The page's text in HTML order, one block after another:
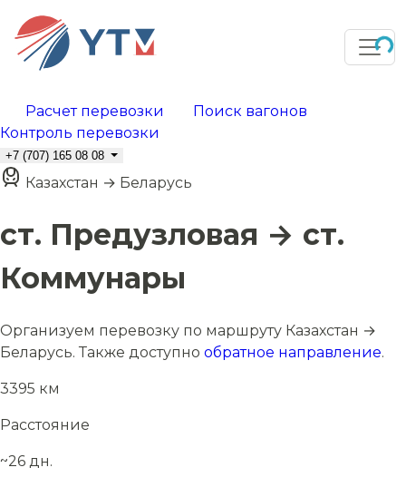
Расчет перевозки
Поиск вагонов
Контроль перевозки
+7 (707) 165 08 08
Казахстан → Беларусь
ст. Предузловая → ст.
Коммунары
Организуем перевозку по маршруту Казахстан →
Беларусь. Также доступно обратное направление.
3395 км
Расстояние
~26 дн.